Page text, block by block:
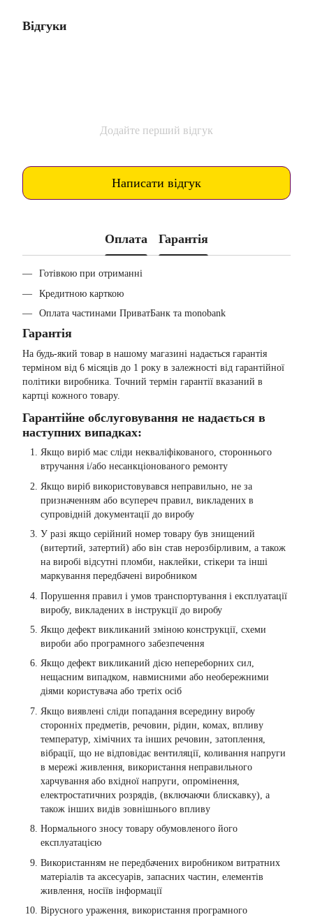
Відгуки
Додайте перший відгук
Написати відгук
Оплата Гарантія
Готівкою при отриманні
Кредитною карткою
Оплата частинами ПриватБанк та monobank
Гарантія
На будь-який товар в нашому магазині надається гарантія
терміном від 6 місяців до 1 року в залежності від гарантійної
політики виробника. Точний термін гарантії вказаний в
картці кожного товару.
Гарантійне обслуговування не надається в
наступних випадках:
Якщо виріб має сліди некваліфікованого, стороннього
втручання і/або несанкціонованого ремонту
Якщо виріб використовувався неправильно, не за
призначенням або всупереч правил, викладених в
супровідній документації до виробу
У разі якщо серійний номер товару був знищений
(витертий, затертий) або він став нерозбірливим, а також
на виробі відсутні пломби, наклейки, стікери та інші
маркування передбачені виробником
Порушення правил і умов транспортування і експлуатації
виробу, викладених в інструкції до виробу
Якщо дефект викликаний зміною конструкції, схеми
вироби або програмного забезпечення
Якщо дефект викликаний дією непереборних сил,
нещасним випадком, навмисними або необережними
діями користувача або третіх осіб
Якщо виявлені сліди попадання всередину виробу
сторонніх предметів, речовин, рідин, комах, впливу
температур, хімічних та інших речовин, затоплення,
вібрації, що не відповідає вентиляції, коливання напруги
в мережі живлення, використання неправильного
харчування або вхідної напруги, опромінення,
електростатичних розрядів, (включаючи блискавку), а
також інших видів зовнішнього впливу
Нормального зносу товару обумовленого його
експлуатацією
Використанням не передбачених виробником витратних
матеріалів та аксесуарів, запасних частин, елементів
живлення, носіїв інформації
Вірусного ураження, використання програмного